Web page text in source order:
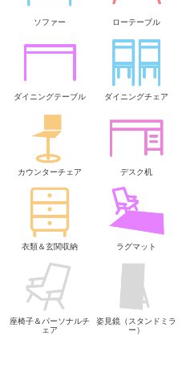
ソファー ローテーブル
ダイニングテーブル ダイニングチェア
カウンターチェア デスク机
衣類＆玄関収納 ラグマット
座椅子＆パーソナルチ
ェア
姿見鏡（スタンドミラ
ー）